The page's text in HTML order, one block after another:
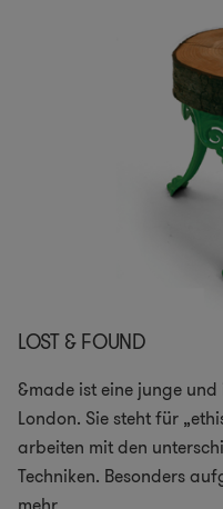
LOST & FOUND
&made ist eine junge
London. Sie steht für
arbeiten mit den
Techniken. Besonders